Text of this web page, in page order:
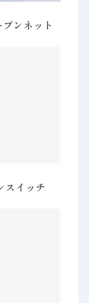
ンネット
スイッチ